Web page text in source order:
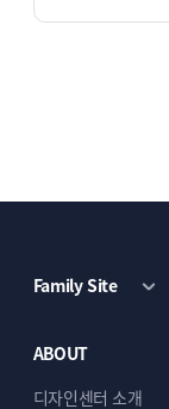
Family Site
ABOUT
디자인센터 소개